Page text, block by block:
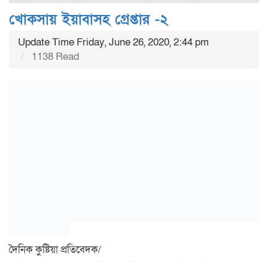
খোকসায় ইয়াবাসহ গ্রেপ্তার -২
Update Time Friday, June 26, 2020, 2:44 pm
1138 Read
দৈনিক কুষ্টিয়া প্রতিবেদক/